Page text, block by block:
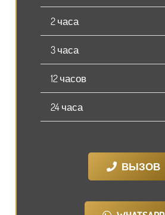
2 часа
3 часа
12 часов
24 часа
ВЫЗОВ